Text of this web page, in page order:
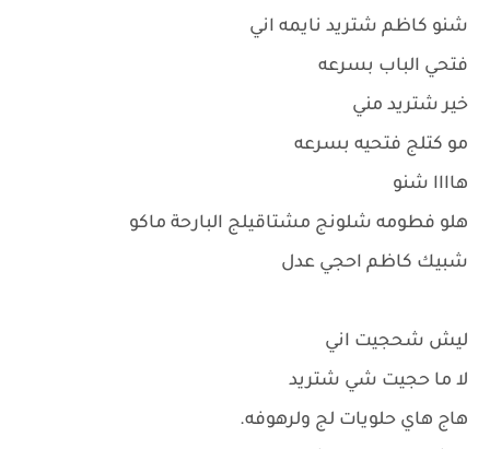
شنو كاظم شتريد نايمه اني
فتحي الباب بسرعه
خير شتريد مني
مو كتلج فتحيه بسرعه
هاااا شنو
هلو فطومه شلونج مشتاقيلج البارحة ماكو
شبيك كاظم احجي عدل
ليش شحجيت اني
لا ما حجيت شي شتريد
هاج هاي حلويات لج ولرهوفه.